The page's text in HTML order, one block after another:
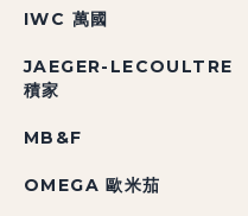
IWC 萬國
JAEGER-LECOULTRE
積家
MB&F
OMEGA 歐米茄